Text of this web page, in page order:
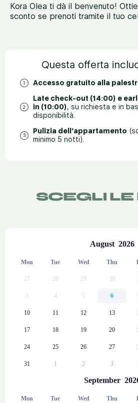
Kora Olea ti dà il benvenuto!
sconto se prenoti tramite il tuo
Questa offerta
Accesso gratuito alla
Late check-out (14:00) e
in (10:00), su richiesta e in
disponibilità.
Pulizia dell’appartamento
minimo 5 notti).
SCEGLI LE
August 2026
Mon Tue Wed Thu
27 28 29 30
3 4 5 6
10 11 12 13
17 18 19 20
24 25 26 27
31 1 2 3
September
Mon Tue Wed Thu